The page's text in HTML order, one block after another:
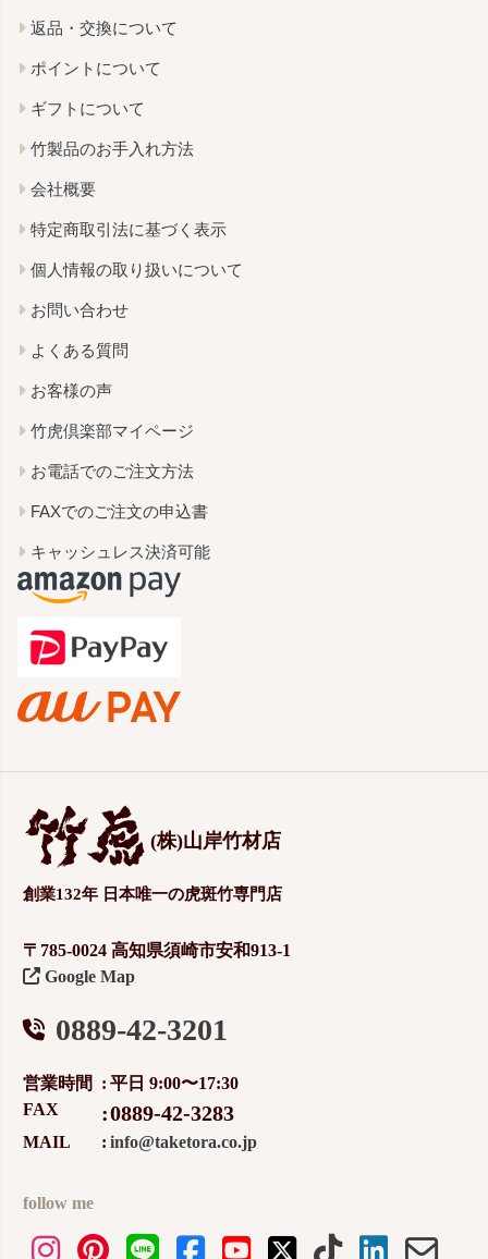
返品・交換について
ポイントについて
ギフトについて
竹製品のお手入れ方法
会社概要
特定商取引法に基づく表示
個人情報の取り扱いについて
お問い合わせ
よくある質問
お客様の声
竹虎倶楽部マイページ
お電話でのご注文方法
FAXでのご注文の申込書
キャッシュレス決済可能
(株)山岸竹材店
創業132年 日本唯一の虎斑竹専門店
〒785-0024 高知県須崎市安和913-1
Google Map
0889-42-3201
営業時間
平日 9:00〜17:30
FAX
0889-42-3283
MAIL info@taketora.co.jp
follow me